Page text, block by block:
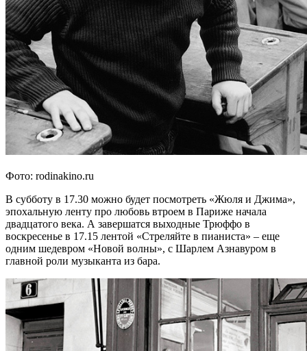
Фото: rodinakino.ru
В субботу в 17.30 можно будет посмотреть «Жюля и Джима»,
эпохальную ленту про любовь втроем в Париже начала
двадцатого века. А завершатся выходные Трюффо в
воскресенье в 17.15 лентой «Стреляйте в пианиста» – еще
одним шедевром «Новой волны», с Шарлем Азнавуром в
главной роли музыканта из бара.